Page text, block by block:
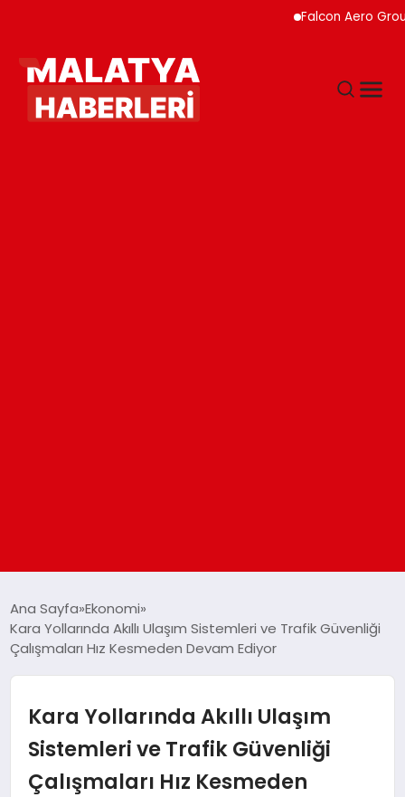
Falcon Aero Group,
GÜNDEM
DÜNYA
EĞITIM
Ana Sayfa Ekonomi
Kara Yollarında Akıllı Ulaşım Sistemleri ve Trafik Güvenliği
Çalışmaları Hız Kesmeden Devam Ediyor
Kara Yollarında Akıllı Ulaşım
Sistemleri ve Trafik Güvenliği
Çalışmaları Hız Kesmeden